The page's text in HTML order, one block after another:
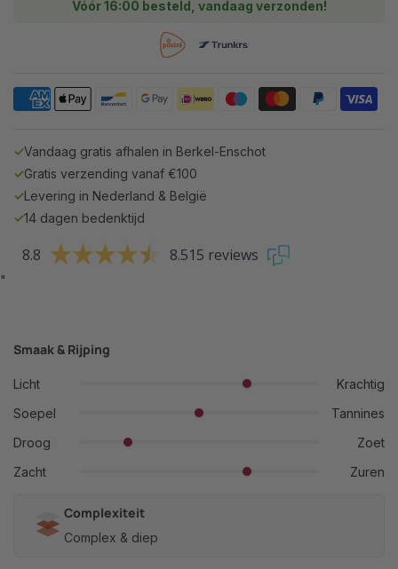
Vóór 16:00 besteld, vandaag verzonden!
✓Vandaag gratis afhalen in Berkel-Enschot
✓Gratis verzending vanaf €100
✓Levering in Nederland & België
✓14 dagen bedenktijd
8.8 8.515 reviews
"
Smaak & Rijping
Licht
Krachtig
Soepel
Tannines
Droog
Zoet
Zacht
Zuren
Complexiteit
Complex & diep